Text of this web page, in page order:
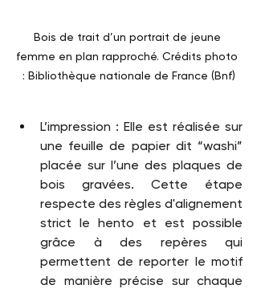
Bois de trait d’un portrait de jeune
femme en plan rapproché. Crédits photo
: Bibliothèque nationale de France (Bnf)
L’impression : Elle est réalisée sur
une feuille de papier dit “washi”
placée sur l’une des plaques de
bois gravées. Cette étape
respecte des règles d'alignement
strict le hento et est possible
grâce à des repères qui
permettent de reporter le motif
de manière précise sur chaque